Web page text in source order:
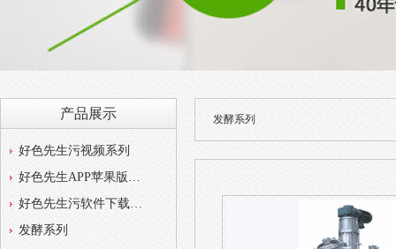
产品展示
好色先生污视频系列
好色先生APP苹果版系列
好色先生污软件下载系列
发酵系列
发酵系列